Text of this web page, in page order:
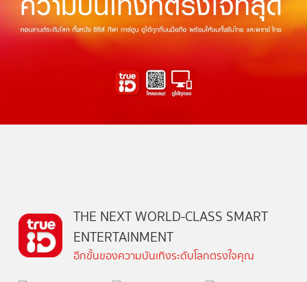
THE NEXT WORLD-CLASS SMART
ENTERTAINMENT
อีกขั้นของความบันเทิงระดับโลกตรงใจคุณ